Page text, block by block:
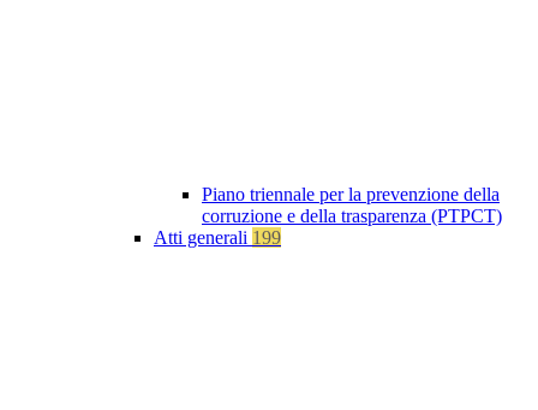
Piano triennale per la prevenzione della
corruzione e della trasparenza (PTPCT)
Atti generali 199